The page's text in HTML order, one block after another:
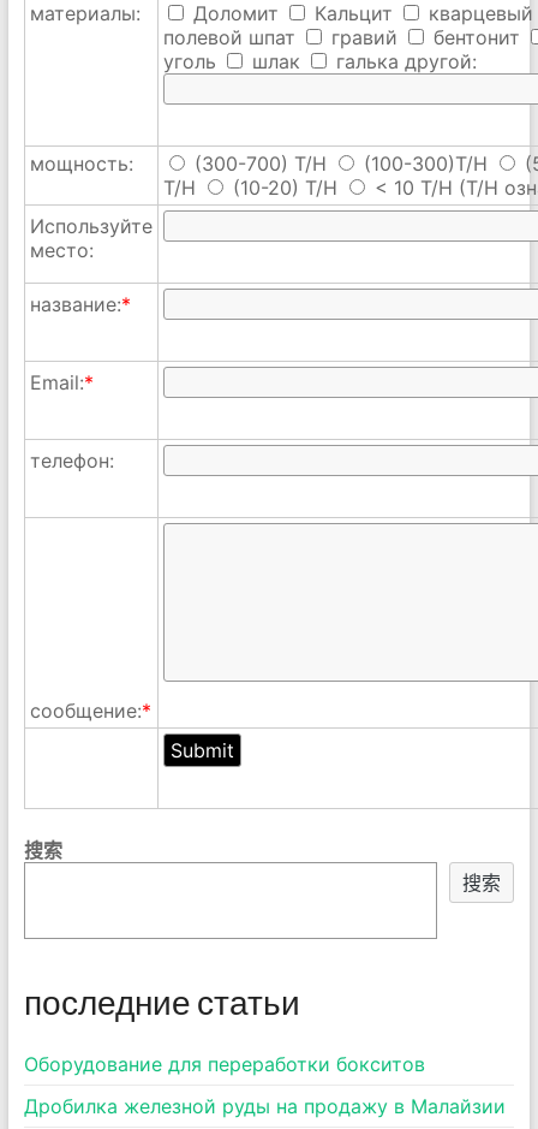
материалы:
Доломит Кальцит
кварцевый
полевой шпат
гравий
бентонит
уголь
шлак галька другой:
мощность: (300-700) T/H (100-300)T/H
T/H
(10-20) T/H < 10 T/H (T/H
Используйте
место:
название:*
Email:*
телефон:
сообщение:*
搜索
搜索
последние статьи
Оборудование для переработки бокситов
Дробилка железной руды на продажу в Малайзии